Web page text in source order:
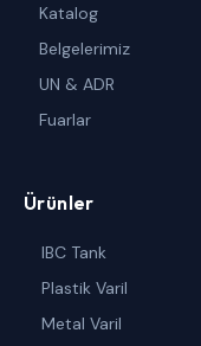
Katalog
Belgelerimiz
UN & ADR
Fuarlar
Ürünler
IBC Tank
Plastik Varil
Metal Varil